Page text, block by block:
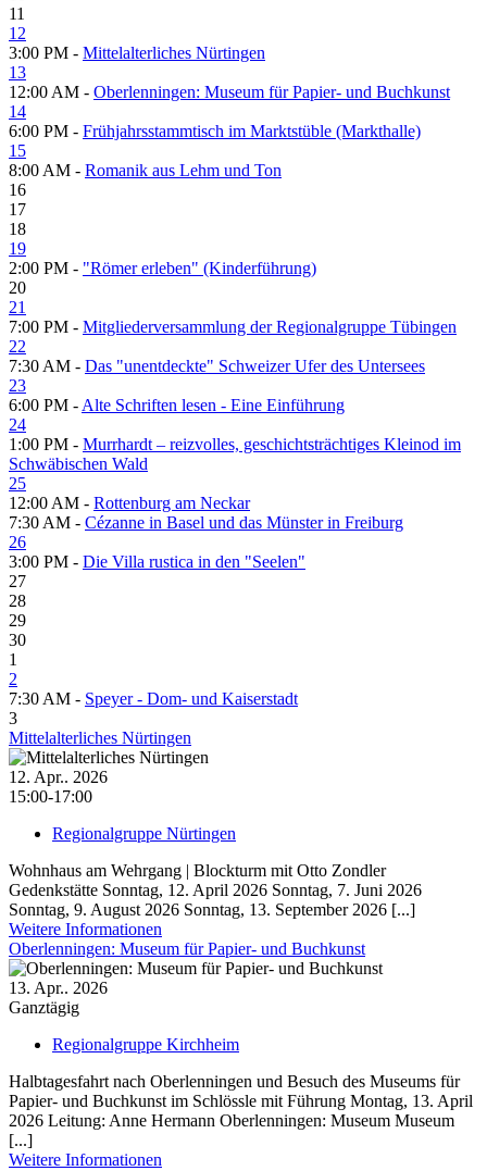
11
12
3:00 PM - Mittelalterliches Nürtingen
13
12:00 AM - Oberlenningen: Museum für Papier- und Buch­kunst
14
6:00 PM - Frühjahrsstammtisch im Marktstüble (Markthalle)
15
8:00 AM - Romanik aus Lehm und Ton
16
17
18
19
2:00 PM - "Römer erleben" (Kinderführung)
20
21
7:00 PM - Mitgliederversammlung der Regionalgruppe Tübingen
22
7:30 AM - Das "unentdeckte" Schweizer Ufer des Untersees
23
6:00 PM - Alte Schriften lesen - Eine Einführung
24
1:00 PM - Murrhardt – reizvolles, geschichtsträchtiges Kleinod im
Schwäbischen Wald
25
12:00 AM - Rottenburg am Neckar
7:30 AM - Cézanne in Basel und das Münster in Freiburg
26
3:00 PM - Die Villa rustica in den "Seelen"
27
28
29
30
1
2
7:30 AM - Speyer - Dom- und Kaiserstadt
3
Mittelalterliches Nürtingen
12. Apr.. 2026
15:00-17:00
Regionalgruppe Nürtingen
Wohnhaus am Wehrgang | Blockturm mit Otto Zondler
Gedenkstätte Sonntag, 12. April 2026 Sonntag, 7. Juni 2026
Sonntag, 9. August 2026 Sonntag, 13. September 2026 [...]
Weitere Informationen
Oberlenningen: Museum für Papier- und Buch­kunst
13. Apr.. 2026
Ganztägig
Regionalgruppe Kirchheim
Halbtagesfahrt nach Oberlenningen und Besuch des Museums für
Papier- und Buch­kunst im Schlössle mit Führung Montag, 13. April
2026 Leitung: Anne Hermann Oberlenningen: Museum Museum
[...]
Weitere Informationen